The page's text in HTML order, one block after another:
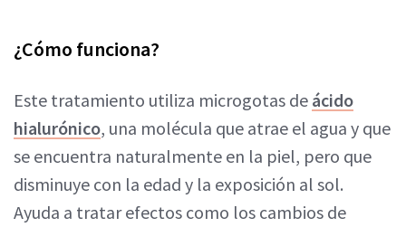
¿Cómo funciona?
Este tratamiento utiliza microgotas de ácido
hialurónico, una molécula que atrae el agua y que
se encuentra naturalmente en la piel, pero que
disminuye con la edad y la exposición al sol.
Ayuda a tratar efectos como los cambios de